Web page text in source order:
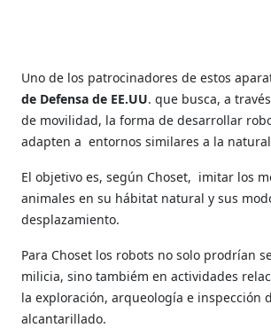
Uno de los patrocinadores de estos
de Defensa de EE.UU. que busca, a
de movilidad, la forma de desarrollar
adapten a entornos similares a la
El objetivo es, según Choset, imitar los
animales en su hábitat natural y sus
desplazamiento.
Para Choset los robots no solo prodrían
milicia, sino tambiém en actividades
laexploración, arqueología e inspección
alcantarillado.